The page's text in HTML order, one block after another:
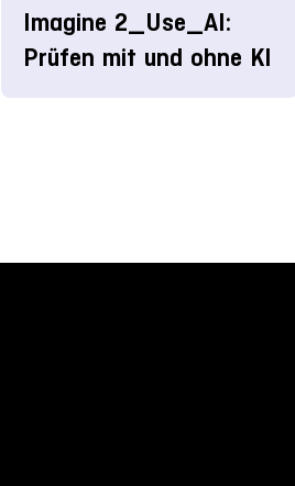
Imagine 2_Use_AI:
Prüfen mit und ohne KI